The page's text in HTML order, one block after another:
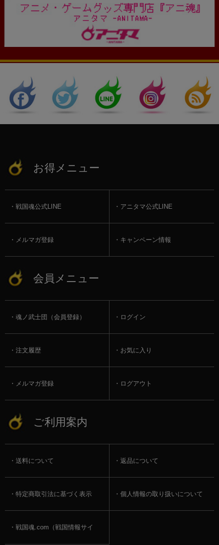
お得メニュー
戦国魂公式LINE アニタマ公式LINE
メルマガ登録 キャンペーン情報
会員メニュー
魂ノ武士団（会員登録） ログイン
注文履歴 お気に入り
メルマガ登録 ログアウト
ご利用案内
送料について 返品について
特定商取引法に基づく表示 個人情報の取り扱いについて
戦国魂.com（戦国情報サイ